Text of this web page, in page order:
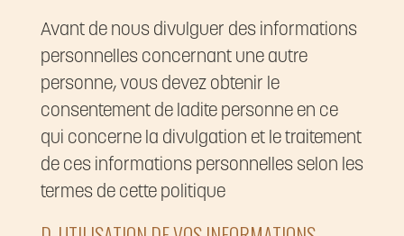
Avant de nous divulguer des informations
personnelles concernant une autre
personne, vous devez obtenir le
consentement de ladite personne en ce
qui concerne la divulgation et le traitement
de ces informations personnelles selon les
termes de cette politique